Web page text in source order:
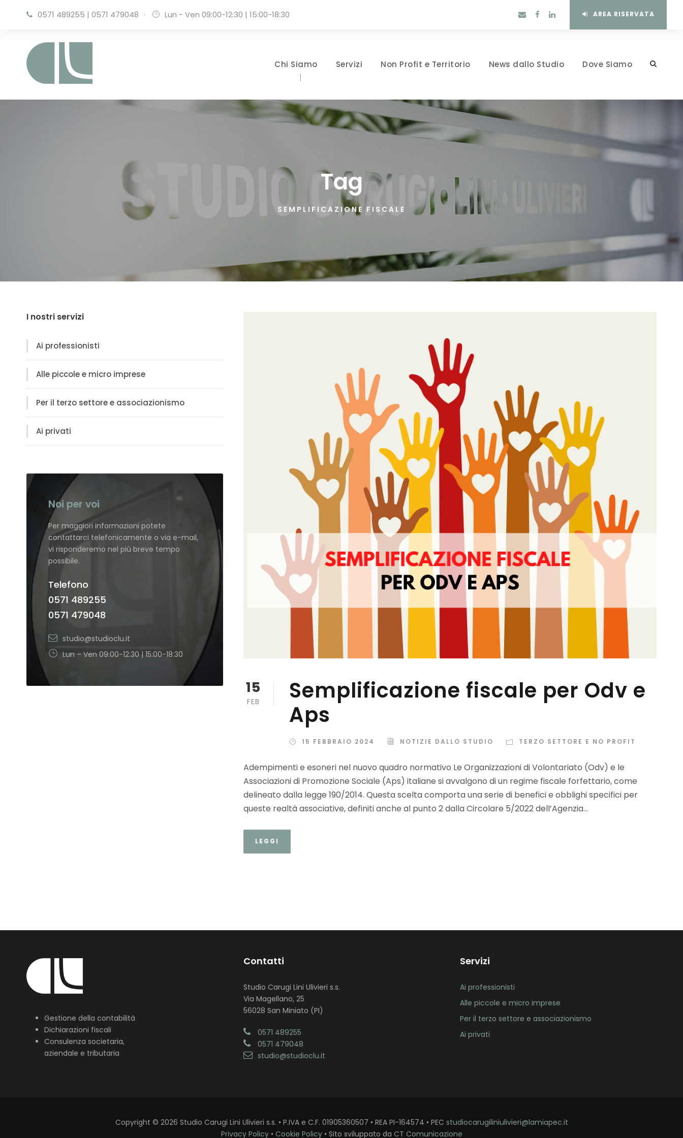
0571 489255 | 0571 479048 · Lun - Ven 09:00-12:30 | 15:00-18:30 AREA RISERVATA
Chi Siamo Servizi Non Profit e Territorio News dallo Studio Dove Siamo
Tag
SEMPLIFICAZIONE FISCALE
15
FEB
Semplificazione fiscale per Odv e
Aps
15 FEBBRAIO 2024 NOTIZIE DALLO STUDIO TERZO SETTORE E NO PROFIT
Adempimenti e esoneri nel nuovo quadro normativo Le Organizzazioni di Volontariato (Odv) e le
Associazioni di Promozione Sociale (Aps) italiane si avvalgono di un regime fiscale forfettario, come
delineato dalla legge 190/2014. Questa scelta comporta una serie di benefici e obblighi specifici per
queste realtà associative, definiti anche al punto 2 dalla Circolare 5/2022 dell’Agenzia...
LEGGI
I nostri servizi
Ai professionisti
Alle piccole e micro imprese
Per il terzo settore e associazionismo
Ai privati
Noi per voi
Per maggiori informazioni potete
contattarci telefonicamente o via e-mail,
vi risponderemo nel più breve tempo
possibile.
Telefono
0571 489255
0571 479048
studio@studioclu.it
Lun – Ven 09:00-12:30 | 15:00-18:30
Gestione della contabilità
Dichiarazioni fiscali
Consulenza societaria,
aziendale e tributaria
Contatti
Studio Carugi Lini Ulivieri s.s.
Via Magellano, 25
56028 San Miniato (PI)
0571 489255
0571 479048
studio@studioclu.it
Servizi
Ai professionisti
Alle piccole e micro imprese
Per il terzo settore e associazionismo
Ai privati
Copyright © 2026 Studio Carugi Lini Ulivieri s.s. • P.IVA e C.F. 01905360507 • REA PI-164574 • PEC studiocarugiliniulivieri@lamiapec.it
Privacy Policy• Cookie Policy• Sito sviluppato da CT Comunicazione